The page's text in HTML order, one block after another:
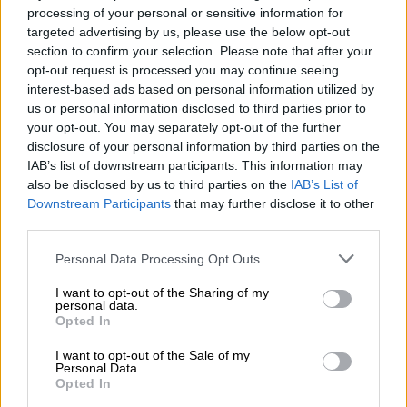
processing of your personal or sensitive information for
targeted advertising by us, please use the below opt-out
section to confirm your selection. Please note that after your
opt-out request is processed you may continue seeing
interest-based ads based on personal information utilized by
us or personal information disclosed to third parties prior to
your opt-out. You may separately opt-out of the further
disclosure of your personal information by third parties on the
IAB’s list of downstream participants. This information may
also be disclosed by us to third parties on the IAB’s List of
Downstream Participants that may further disclose it to other
Please note that this website/app uses one or more Google
not limited to your visit or usage behaviour. You may click to
grant or deny consent to Google and its third-party tags to
use your data for below specified purposes in below Google
consent section.
Personal Data Processing Opt Outs
I want to opt-out of the Sharing of my
personal data.
Opted In
I want to opt-out of the Sale of my
Personal Data.
Opted In
Παιδεία|08.06.2026 12:20
Πανελλήνιες εξετάσεις 2026:
Απαιτητικά τα θέματα στη Φυσική -
Οι απαντήσεις
Πρόκειται για εξειδικεύσεις πουαφορούν
ειδικότητεςόπως της ανακουφιστικής και
υποστηρικτικής νοσηλευτικής φροντίδας,
γεροντολογικής νοσηλευτικής, επείγουσας
και εντατικής νοσηλευτικής, νοσηλευτικής
δημόσιας υγείας/κοινοτικής νοσηλευτικής,
νοσηλευτικής ψυχικής υγείας, ογκολογικής
νοσηλευτικής, παθολογικής νοσηλευτικής,